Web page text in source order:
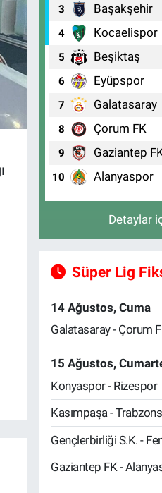
3 Başakşehir
4 Kocaelispor
5 Beşiktaş
6 Eyüpspor
7 Galatasaray
8 Çorum FK
9 Gaziantep
10 Alanyaspor
Detaylar
Süper Lig
14 Ağustos, Cuma
Galatasaray - Çorum
15 Ağustos,
Konyaspor - Rizespor
Kasımpaşa -
Gençlerbirliği S.K. -
Gaziantep FK -